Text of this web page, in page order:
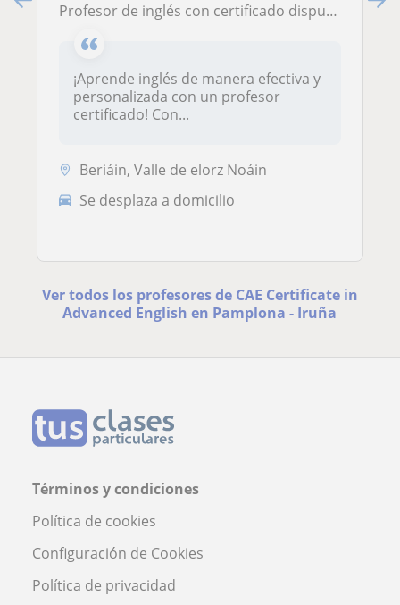
Profesor de inglés con certificado dispuesto a dar clases para personas de cualquier edad
¡Aprende inglés de manera efectiva y
personalizada con un profesor
certificado! Con...
Beriáin, Valle de elorz Noáin
Se desplaza a domicilio
Ver todos los profesores de CAE Certificate in
Advanced English en Pamplona - Iruña
Términos y condiciones
Política de cookies
Configuración de Cookies
Política de privacidad